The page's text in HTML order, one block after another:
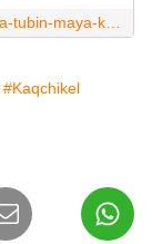
#Kaqchikel